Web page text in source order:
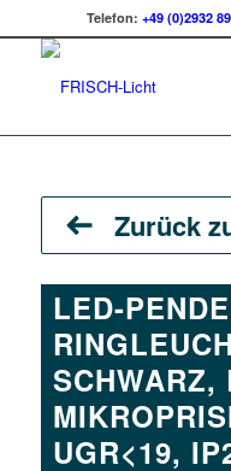
Telefon: +49 (0)2932
Zurück
LED-
SCHWARZ,
UGR<19,